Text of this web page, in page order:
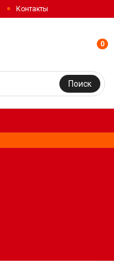
Контакты
Поиск
0